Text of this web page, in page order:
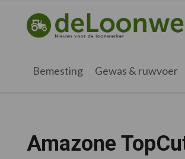
hoofdnavigatie
hoofd
eerste
voettekst
deloonwerker.nl
Bemesting Gewas & ruwvoer
Amazone